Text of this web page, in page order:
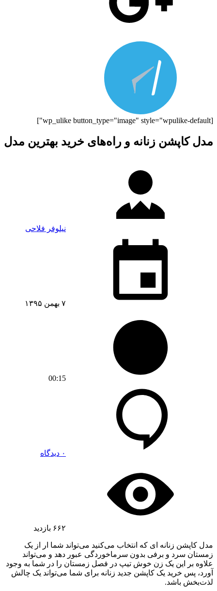
[wp_ulike button_type="image" style="wpulike-default"]
مدل کاپشن زنانه و راه‌های خرید بهترین مدل
نیلوفر فلاحی
۷ بهمن ۱۳۹۵
00:15
۰ دیدگاه
۶۶۲ بازدید
مدل کاپشن زنانه ای که انتخاب می‌کنید می‌تواند شما ار از یک
زمستان سرد و برفی بدون سرماخوردگی عبور دهد و می‌تواند
علاوه بر این یک زن خوش تیپ در فصل زمستان را در شما به وجود
آورد، پس خرید یک کاپشن جدید زنانه برای شما می‌تواند یک چالش
لذت‌بخش باشد.